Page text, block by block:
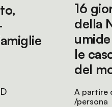
16
della
le
del
A partire
/persona